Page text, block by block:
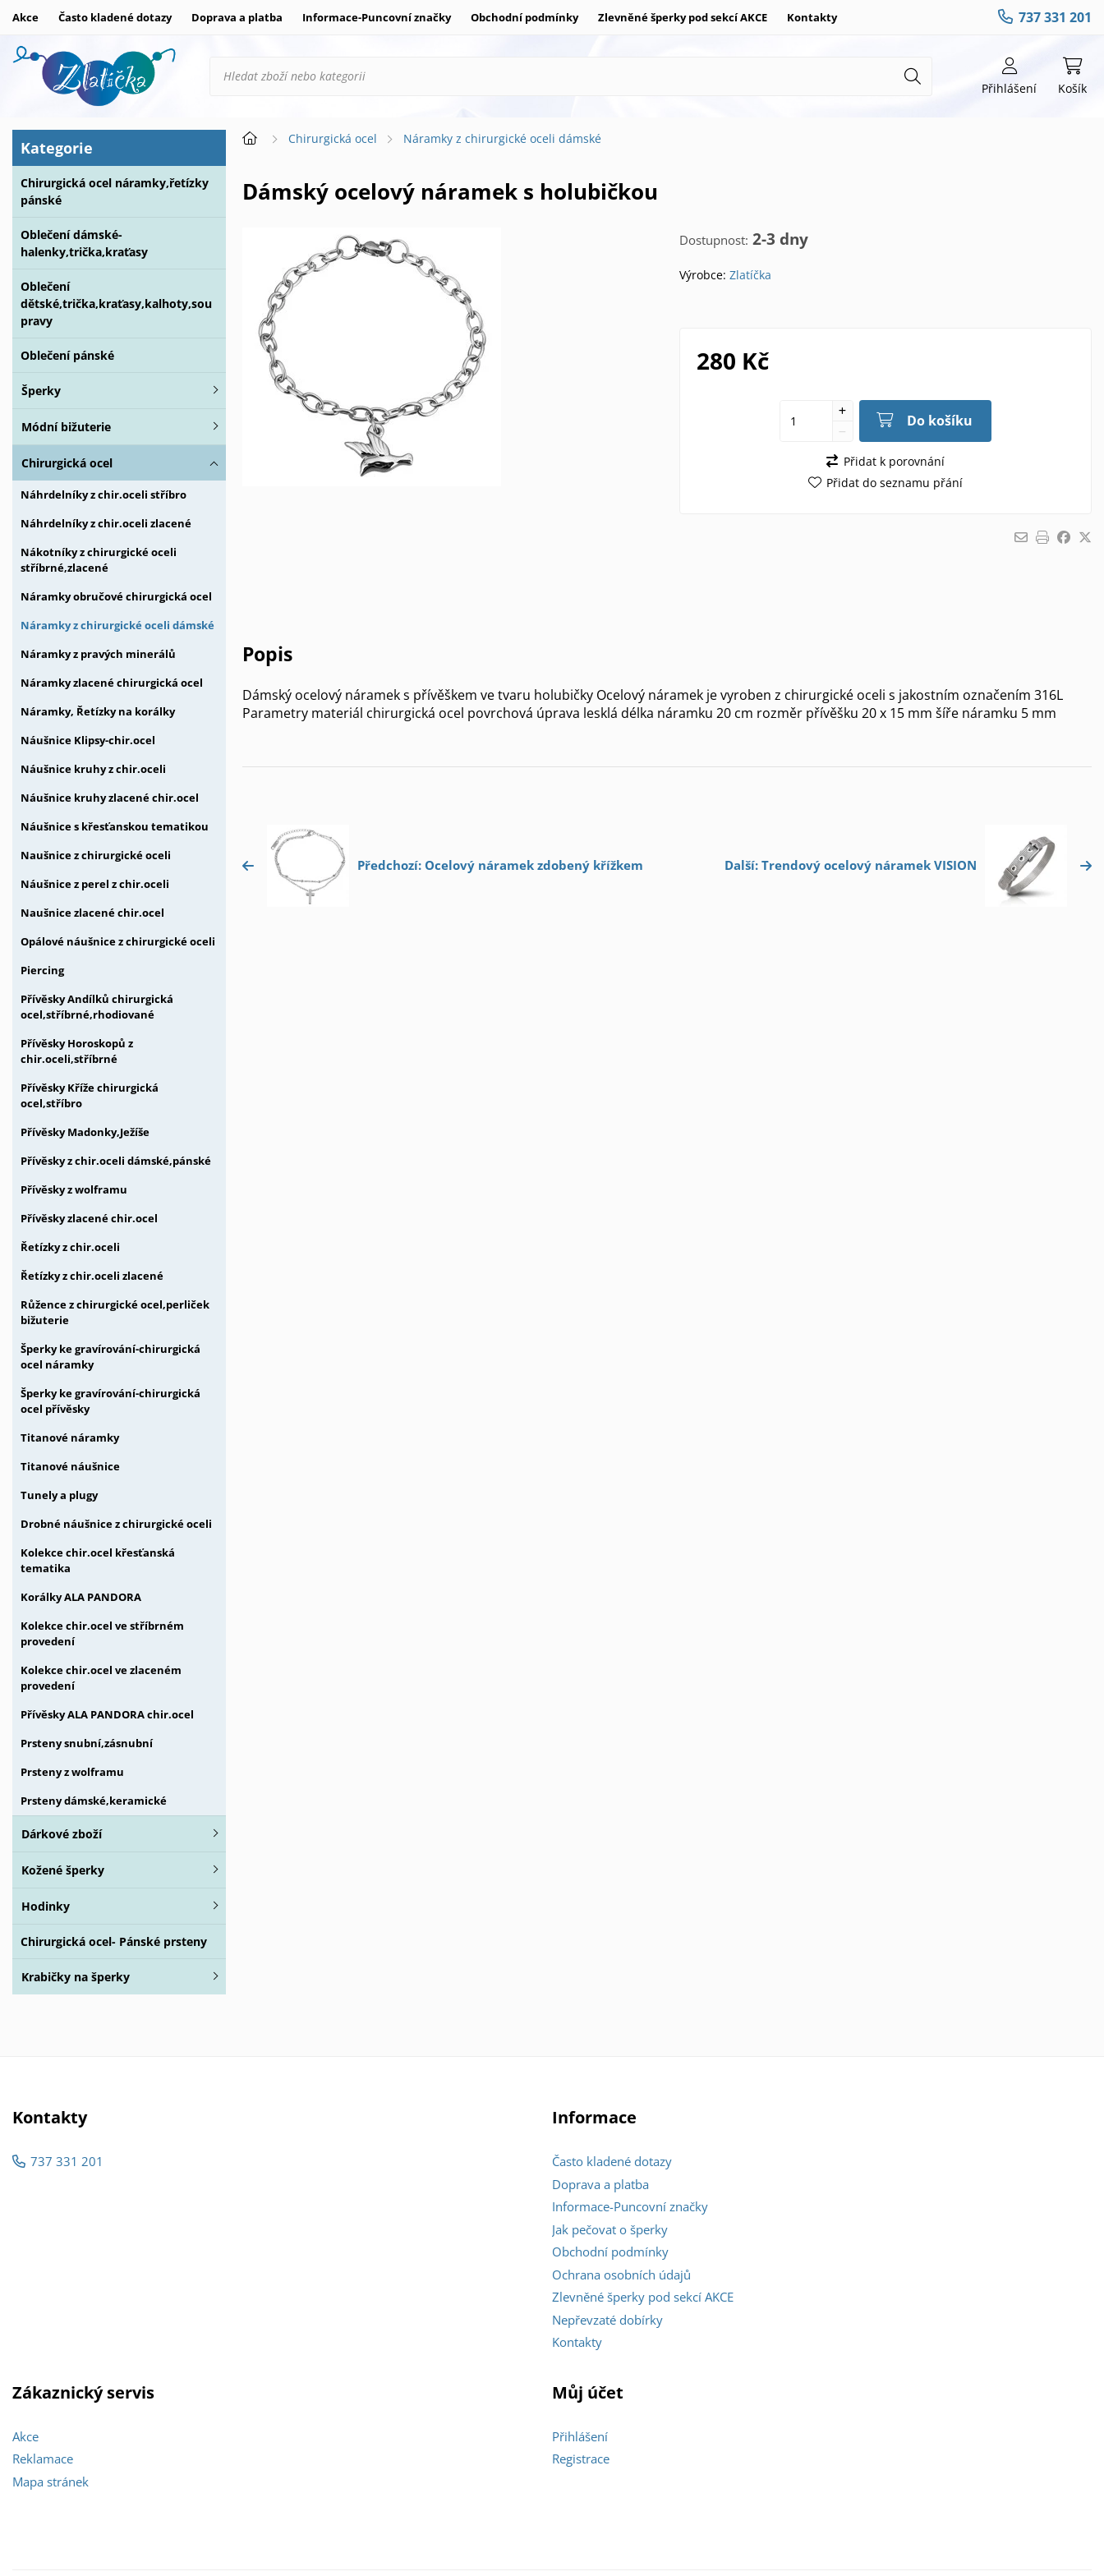
Akce Často kladené dotazy Doprava a platba Informace-Puncovní značky Obchodní podmínky Zlevněné šperky pod sekcí AKCE Kontakty 737 331 201
Přihlášení Košík
Kategorie
Chirurgická ocel náramky,řetízky
pánské
Oblečení dámské-
halenky,trička,kraťasy
Oblečení
dětské,trička,kraťasy,kalhoty,sou
pravy
Oblečení pánské
Šperky
Módní bižuterie
Chirurgická ocel
Náhrdelníky z chir.oceli stříbro
Náhrdelníky z chir.oceli zlacené
Nákotníky z chirurgické oceli
stříbrné,zlacené
Náramky obručové chirurgická ocel
Náramky z chirurgické oceli dámské
Náramky z pravých minerálů
Náramky zlacené chirurgická ocel
Náramky, Řetízky na korálky
Náušnice Klipsy-chir.ocel
Náušnice kruhy z chir.oceli
Náušnice kruhy zlacené chir.ocel
Náušnice s křesťanskou tematikou
Naušnice z chirurgické oceli
Náušnice z perel z chir.oceli
Naušnice zlacené chir.ocel
Opálové náušnice z chirurgické oceli
Piercing
Přívěsky Andílků chirurgická
ocel,stříbrné,rhodiované
Přívěsky Horoskopů z
chir.oceli,stříbrné
Přívěsky Kříže chirurgická
ocel,stříbro
Přívěsky Madonky,Ježíše
Přívěsky z chir.oceli dámské,pánské
Přívěsky z wolframu
Přívěsky zlacené chir.ocel
Řetízky z chir.oceli
Řetízky z chir.oceli zlacené
Růžence z chirurgické ocel,perliček
bižuterie
Šperky ke gravírování-chirurgická
ocel náramky
Šperky ke gravírování-chirurgická
ocel přívěsky
Titanové náramky
Titanové náušnice
Tunely a plugy
Drobné náušnice z chirurgické oceli
Kolekce chir.ocel křesťanská
tematika
Korálky ALA PANDORA
Kolekce chir.ocel ve stříbrném
provedení
Kolekce chir.ocel ve zlaceném
provedení
Přívěsky ALA PANDORA chir.ocel
Prsteny snubní,zásnubní
Prsteny z wolframu
Prsteny dámské,keramické
Dárkové zboží
Kožené šperky
Hodinky
Chirurgická ocel- Pánské prsteny
Krabičky na šperky
Chirurgická ocel Náramky z chirurgické oceli dámské
Dámský ocelový náramek s holubičkou
Dostupnost: 2-3 dny
Výrobce: Zlatíčka
280 Kč
Do košíku
Přidat k porovnání
Přidat do seznamu přání
Popis
Dámský ocelový náramek s přívěškem ve tvaru holubičky Ocelový náramek je vyroben z chirurgické oceli s jakostním označením 316L
Parametry materiál chirurgická ocel povrchová úprava lesklá délka náramku 20 cm rozměr přívěšku 20 x 15 mm šíře náramku 5 mm
Předchozí: Ocelový náramek zdobený křížkem Další: Trendový ocelový náramek VISION
Kontakty
737 331 201
Informace
Často kladené dotazy
Doprava a platba
Informace-Puncovní značky
Jak pečovat o šperky
Obchodní podmínky
Ochrana osobních údajů
Zlevněné šperky pod sekcí AKCE
Nepřevzaté dobírky
Kontakty
Zákaznický servis
Akce
Reklamace
Mapa stránek
Můj účet
Přihlášení
Registrace